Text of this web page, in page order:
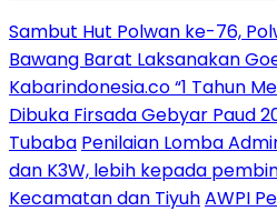
Sambut Hut Polwan ke-76,
Bawang Barat Laksanakan
Kabarindonesia.co “1 Tahun
Dibuka Firsada Gebyar Paud
Tubaba Penilaian Lomba
dan K3W, lebih kepada
Kecamatan dan TiyuhAWPI